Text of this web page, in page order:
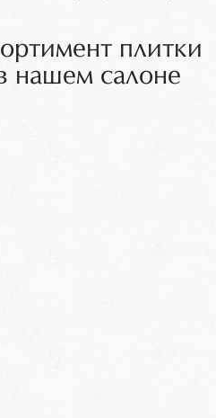
плитки
нашем салоне